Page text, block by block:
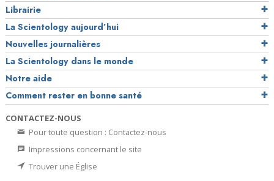
Librairie
La Scientology aujourd’hui
Nouvelles journalières
La Scientology dans le monde
Notre aide
Comment rester en bonne santé
CONTACTEZ-NOUS
Pour toute question : Contactez-nous
Impressions concernant le site
Trouver une Église